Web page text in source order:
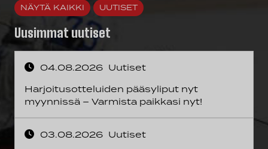
NÄYTÄ KAIKKI UUTISET
Uusimmat uutiset
04.08.2026 Uutiset
Harjoitusotteluiden pääsyliput nyt
myynnissä – Varmista paikkasi nyt!
03.08.2026 Uutiset